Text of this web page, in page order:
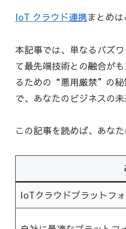
IoT クラウド連携まとめは
本記事では、単なるバズ
て最先端技術との融合が
るための“悪用厳禁”の秘
で、あなたのビジネスの
この記事を読めば、あな
IoTクラウドプラットフ